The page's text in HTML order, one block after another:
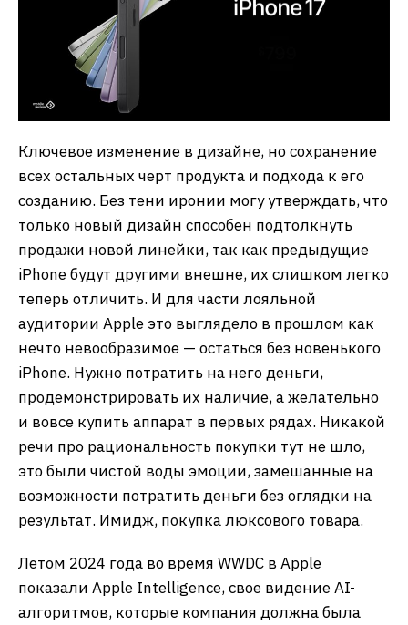
Ключевое изменение в дизайне, но сохранение
всех остальных черт продукта и подхода к его
созданию. Без тени иронии могу утверждать, что
только новый дизайн способен подтолкнуть
продажи новой линейки, так как предыдущие
iPhone будут другими внешне, их слишком легко
теперь отличить. И для части лояльной
аудитории Apple это выглядело в прошлом как
нечто невообразимое — остаться без новенького
iPhone. Нужно потратить на него деньги,
продемонстрировать их наличие, а желательно
и вовсе купить аппарат в первых рядах. Никакой
речи про рациональность покупки тут не шло,
это были чистой воды эмоции, замешанные на
возможности потратить деньги без оглядки на
результат. Имидж, покупка люксового товара.
Летом 2024 года во время WWDC в Apple
показали Apple Intelligence, свое видение AI-
алгоритмов, которые компания должна была